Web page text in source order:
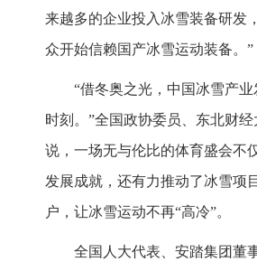
来越多的企业投入冰雪装备研发
众开始信赖国产冰雪运动装备。”
“借冬奥之光，中国冰雪产
时刻。”全国政协委员、东北财
说，一场无与伦比的体育盛会不
发展成就，还有力推动了冰雪项
户，让冰雪运动不再“高冷”。
全国人大代表、安踏集团董